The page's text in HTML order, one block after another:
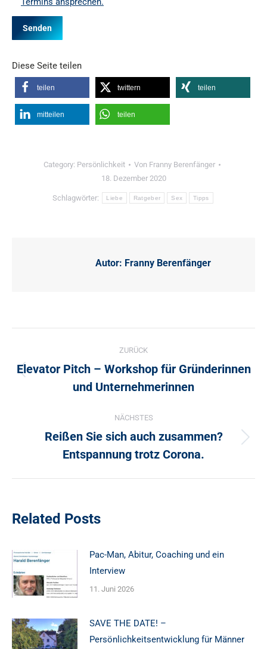
Diese Seite teilen
teilen twittern teilen
mitteilen teilen
Category: Persönlichkeit Von Franny Berenfänger
18. Dezember 2020
Schlagwörter: Liebe Ratgeber Sex Tipps
Autor: Franny Berenfänger
ZURÜCK
Vorheriger
Beitrag:
Elevator Pitch – Workshop für Gründerinnen
und Unternehmerinnen
NÄCHSTES
Nächster
Beitrag:
Reißen Sie sich auch zusammen?
Entspannung trotz Corona.
Related Posts
Pac-Man, Abitur, Coaching und ein
Interview
11. Juni 2026
SAVE THE DATE! –
Persönlichkeitsentwicklung für Männer